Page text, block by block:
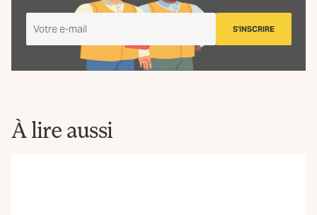
m'inscris
à
S'INSCRIRE
À lire aussi